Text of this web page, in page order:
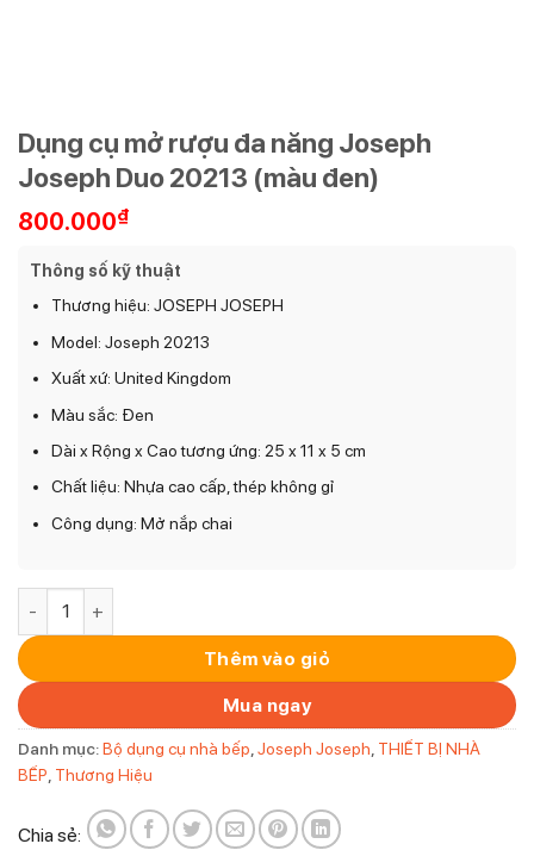
Dụng cụ mở rượu đa năng Joseph
Joseph Duo 20213 (màu đen)
800.000₫
Thông số kỹ thuật
Thương hiệu: JOSEPH JOSEPH
Model: Joseph 20213
Xuất xứ: United Kingdom
Màu sắc: Đen
Dài x Rộng x Cao tương ứng: 25 x 11 x 5 cm
Chất liệu: Nhựa cao cấp, thép không gỉ
Công dụng: Mở nắp chai
Dụng cụ mở rượu đa năng Joseph Joseph Duo 20213 (màu
Thêm vào giỏ
Mua ngay
Danh mục:Bộ dụng cụ nhà bếp Joseph Joseph THIẾT BỊ NHÀ
BẾP Thương Hiệu
Chia sẻ: